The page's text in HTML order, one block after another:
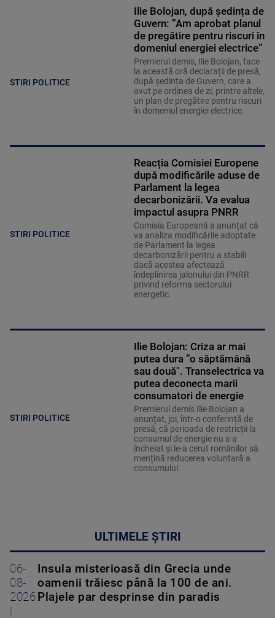
STIRI POLITICE
Ilie Bolojan, după ședința de
Guvern: ”Am aprobat planul
de pregătire pentru riscuri în
domeniul energiei electrice”
Premierul demis, Ilie Bolojan, face
la această oră declarații de presă,
după ședința de Guvern, care a
avut pe ordinea de zi, printre altele,
un plan de pregătire pentru riscuri
în domeniul energiei electrice.
STIRI POLITICE
Reacția Comisiei Europene
după modificările aduse de
Parlament la legea
decarbonizării. Va evalua
impactul asupra PNRR
Comisia Europeană a anunțat că
va analiza modificările adoptate
de Parlament la legea
decarbonizării pentru a stabili
dacă acestea afectează
îndeplinirea jalonului din PNRR
privind reforma sectorului
energetic.
STIRI POLITICE
Ilie Bolojan: Criza ar mai
putea dura ”o săptămână
sau două". Transelectrica va
putea deconecta marii
consumatori de energie
Premierul demis Ilie Bolojan a
anunțat, joi, într-o conferință de
presă, că perioada de restricții la
consumul de energie nu s-a
încheiat și le-a cerut românilor să
mențină reducerea voluntară a
consumului.
ULTIMELE ȘTIRI
06-
08-
2026
Insula misterioasă din Grecia unde
oamenii trăiesc până la 100 de ani.
Plajele par desprinse din paradis